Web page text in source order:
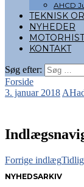
AHCD
TEKNISK
NYHEDER
KONTAKT
Søg efter:
Forside
3. januar 2018
Forrige indlæg
NYHEDSARKIV